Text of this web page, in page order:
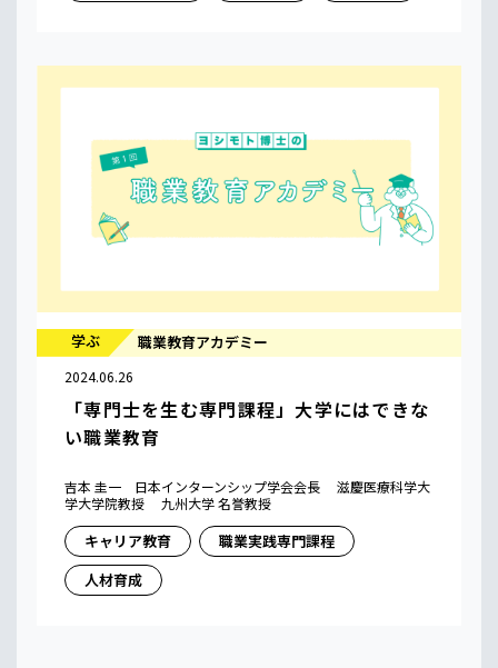
学ぶ 職業教育アカデミー
2024.06.26
「専門士を生む専門課程」大学にはできな
い職業教育
吉本 圭一 日本インターンシップ学会会長 滋慶医療科学大
学大学院教授 九州大学 名誉教授
キャリア教育
職業実践専門課程
人材育成